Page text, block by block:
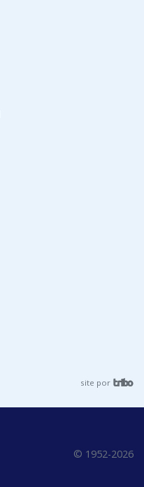
site por
© 1952-2026